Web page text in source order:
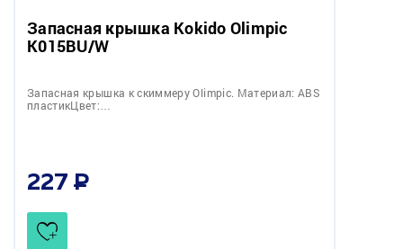
Запасная крышка Kokido Olimpic
K015BU/W
Запасная крышка к скиммеру Olimpic. Материал: ABS
пластикЦвет:…
227